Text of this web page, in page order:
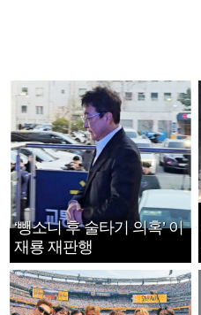
‘뺑소니 후 술타기 의혹’ 이
재룡 재판행